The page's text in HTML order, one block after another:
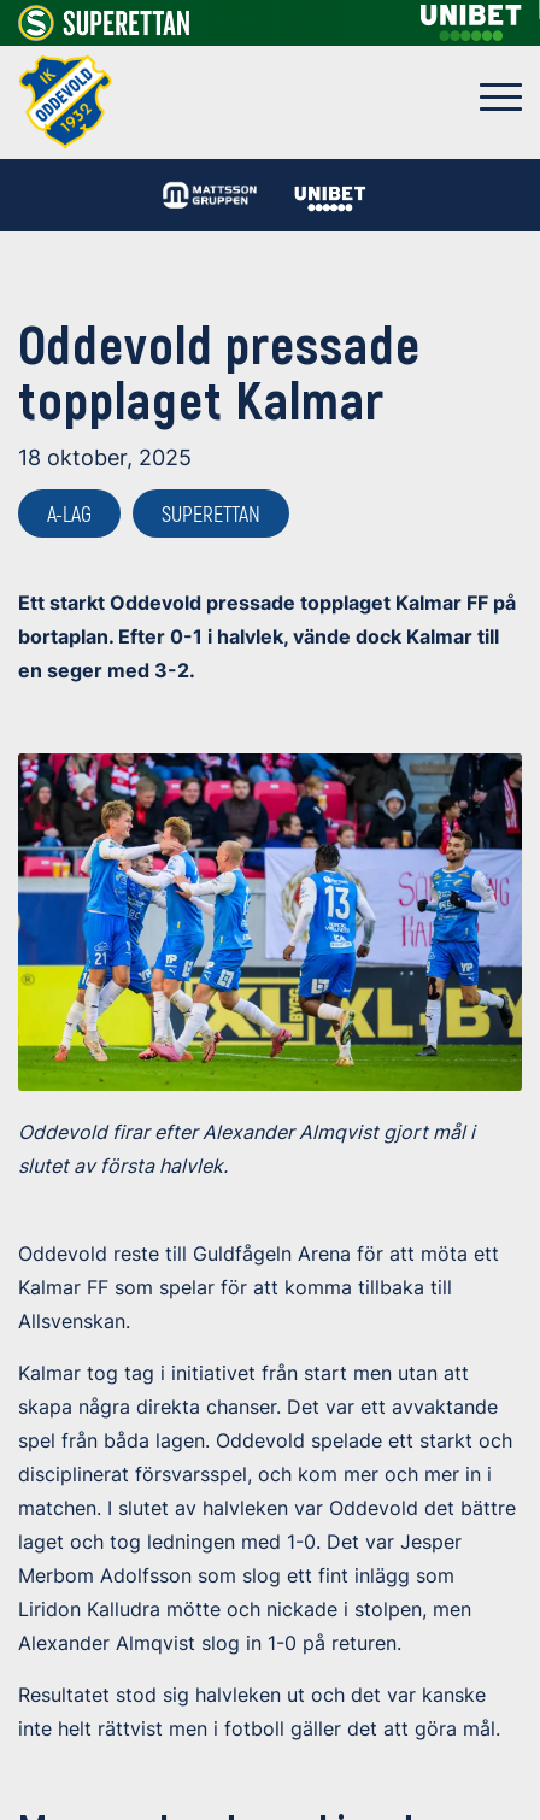
Oddevold pressade
topplaget Kalmar
18 oktober, 2025
A-LAG SUPERETTAN
Ett starkt Oddevold pressade topplaget Kalmar FF på
bortaplan. Efter 0-1 i halvlek, vände dock Kalmar till
en seger med 3-2.
Oddevold firar efter Alexander Almqvist gjort mål i
slutet av första halvlek.
Oddevold reste till Guldfågeln Arena för att möta ett
Kalmar FF som spelar för att komma tillbaka till
Allsvenskan.
Kalmar tog tag i initiativet från start men utan att
skapa några direkta chanser. Det var ett avvaktande
spel från båda lagen. Oddevold spelade ett starkt och
disciplinerat försvarsspel, och kom mer och mer in i
matchen. I slutet av halvleken var Oddevold det bättre
laget och tog ledningen med 1-0. Det var Jesper
Merbom Adolfsson som slog ett fint inlägg som
Liridon Kalludra mötte och nickade i stolpen, men
Alexander Almqvist slog in 1-0 på returen.
Resultatet stod sig halvleken ut och det var kanske
inte helt rättvist men i fotboll gäller det att göra mål.